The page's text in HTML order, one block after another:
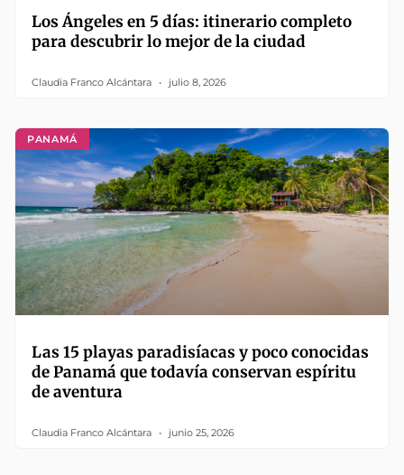
Los Ángeles en 5 días: itinerario completo
para descubrir lo mejor de la ciudad
Claudia Franco Alcántara julio 8, 2026
PANAMÁ
Las 15 playas paradisíacas y poco conocidas
de Panamá que todavía conservan espíritu
de aventura
Claudia Franco Alcántara junio 25, 2026